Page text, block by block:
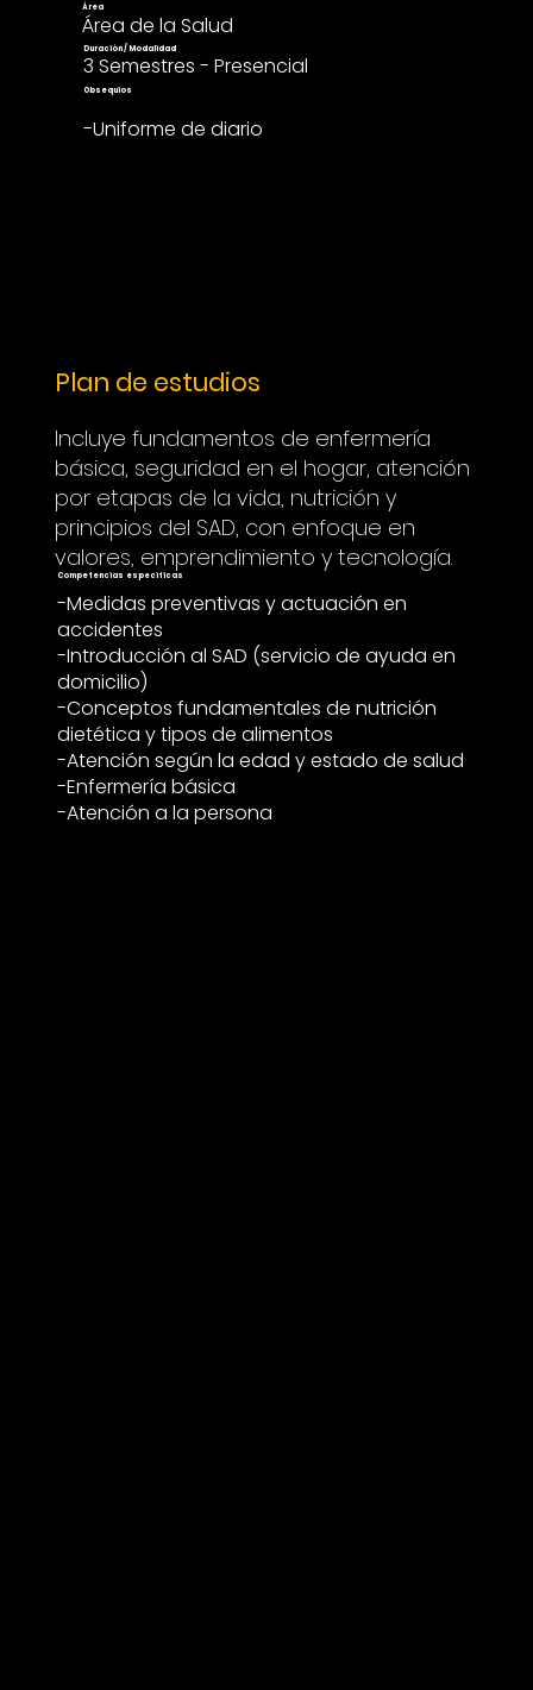
Área
Área de la Salud
Duración / Modalidad
3 Semestres - Presencial
Obsequios
-Uniforme de diario
Plan de estudios
Incluye fundamentos de enfermería
básica, seguridad en el hogar, atención
por etapas de la vida, nutrición y
principios del SAD, con enfoque en
valores, emprendimiento y tecnología.
Competencias especificas
-Medidas preventivas y actuación en
accidentes
-Introducción al SAD (servicio de ayuda en
domicilio)
-Conceptos fundamentales de nutrición
dietética y tipos de alimentos
-Atención según la edad y estado de salud
-Enfermería básica
-Atención a la persona